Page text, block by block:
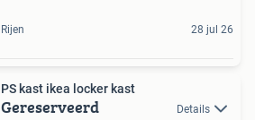
Rijen 28 jul 26
PS kast ikea locker kast
Gereserveerd Details